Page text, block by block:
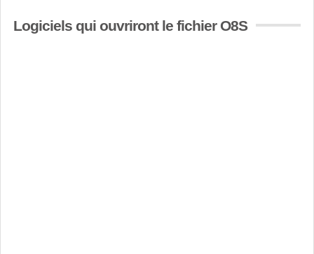
Logiciels qui ouvriront le fichier O8S